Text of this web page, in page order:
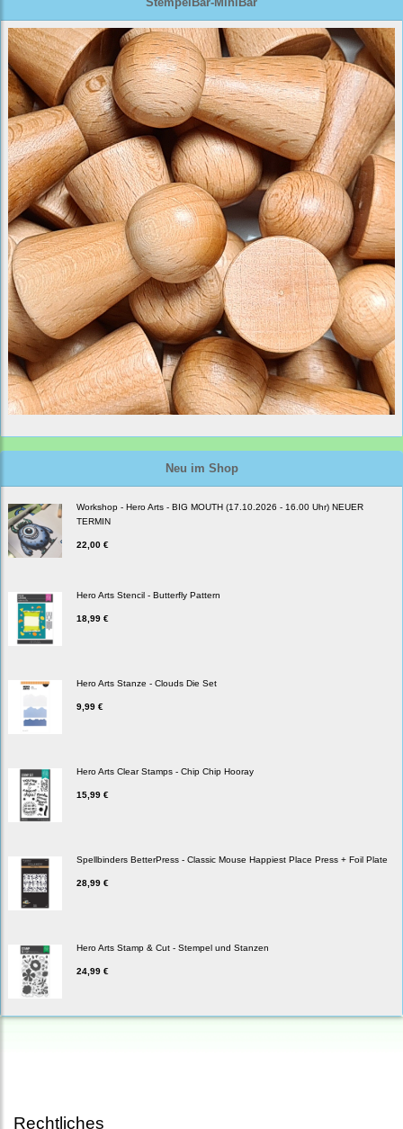
Neu im Shop
Workshop - Hero Arts - BIG MOUTH (17.10.2026 - 16.00 Uhr) NEUER
TERMIN
22,00 €
Hero Arts Stencil - Butterfly Pattern
18,99 €
Hero Arts Stanze - Clouds Die Set
9,99 €
Hero Arts Clear Stamps - Chip Chip Hooray
15,99 €
Spellbinders BetterPress - Classic Mouse Happiest Place Press + Foil Plate
28,99 €
Hero Arts Stamp & Cut - Stempel und Stanzen
24,99 €
Rechtliches